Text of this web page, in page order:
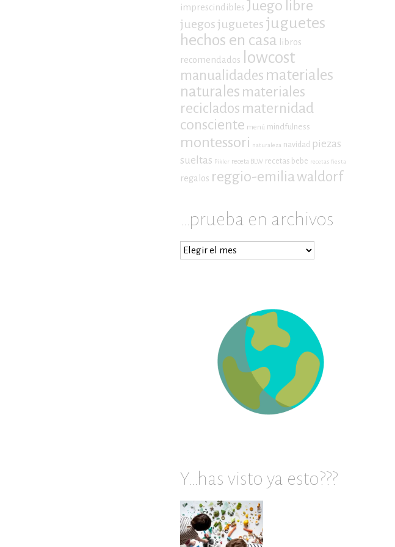
imprescindibles Juego libre
juegosjuguetes juguetes
hechos en casa
libros
recomendados
lowcost
manualidades materiales
naturales materiales
reciclados maternidad
consciente menú mindfulness
montessori naturaleza navidad piezas
sueltas Pikler receta BLW recetas bebe recetas fiesta
regalos reggio-emilia waldorf
…prueba en archivos
…
Y…has visto ya esto???